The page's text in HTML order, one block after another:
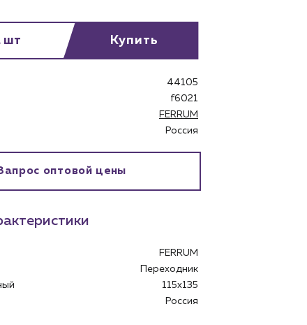
шт Купить
44105
f6021
FERRUM
Россия
оптовой цены
FERRUM
Переходник
115x135
Россия